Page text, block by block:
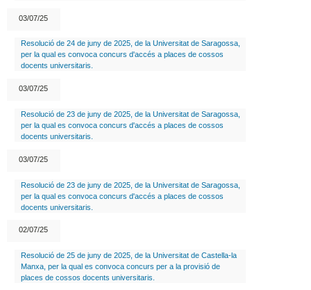
03/07/25
Resolució de 24 de juny de 2025, de la Universitat de Saragossa,
per la qual es convoca concurs d'accés a places de cossos
docents universitaris.
03/07/25
Resolució de 23 de juny de 2025, de la Universitat de Saragossa,
per la qual es convoca concurs d'accés a places de cossos
docents universitaris.
03/07/25
Resolució de 23 de juny de 2025, de la Universitat de Saragossa,
per la qual es convoca concurs d'accés a places de cossos
docents universitaris.
02/07/25
Resolució de 25 de juny de 2025, de la Universitat de Castella-la
Manxa, per la qual es convoca concurs per a la provisió de
places de cossos docents universitaris.